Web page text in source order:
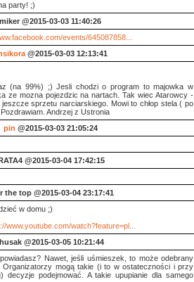
party! ;)
miker @2015-03-03 11:40:26
events/645087858...
@2015-03-03 12:13:41
(na 99%) ;) Jesli chodzi o program to majowka w
ze mozna pojezdzic na nartach. Tak wiec Atarowcy -
sprzetu narciarskiego. Mowi to chłop stela ( po
Andrzej z Ustronia
pin @2015-03-03 21:05:24
@2015-03-04 17:42:15
the top @2015-03-04 23:17:41
w domu ;)
www.youtube.com/watch?feature=pl...
@2015-03-05 10:21:44
Nawet, jeśli uśmieszek, to może odebrany
mogą takie (i to w ostateczności i przy
decyzje podejmować. A takie upupianie dla samego